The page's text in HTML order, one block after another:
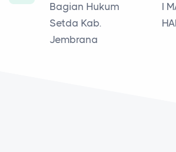
Bagian Hukum
Setda Kab.
Jembrana
I